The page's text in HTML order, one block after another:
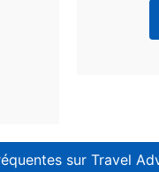
sur Travel